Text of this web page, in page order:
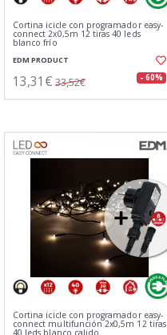
Cortina icicle con programador easy-
connect 2x0,5m 12 tiras 40 leds
blanco frío
EDM PRODUCT
13,31€ 33,52€ - 60%
Cortina icicle con programador easy-
connect multifunción 2x0,5m 12 tiras
40 leds blanco calido